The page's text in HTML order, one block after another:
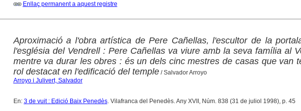
Enllaç permanent a aquest registre
Aproximació a l'obra artística de Pere Cañellas, l'escultor de la
l'església del Vendrell : Pere Cañellas va viure amb la seva família al
mentre va durar les obres : és un dels cinc mestres de casas que van
rol destacat en l'edificació del temple/ Salvador Arroyo
Arroyo i Julivert, Salvador
En: 3 de vuit : Edició Baix Penedès. Vilafranca del Penedès. Any XVII, Núm. 838 (31 de juliol 1998), p. 45